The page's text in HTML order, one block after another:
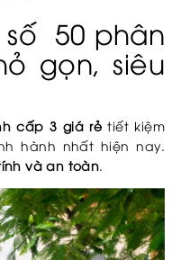
số 50 phân
gọn, siêu
cấp 3 giá rẻ tiết kiệm
hành nhất hiện nay.
và an toàn.